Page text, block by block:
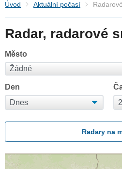
Úvod Aktuální počasí
Radar, radarové
Město
Den
Radary na